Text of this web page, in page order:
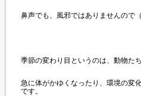
鼻声でも、風邪ではありませんので（
季節の変わり目というのは、動物た
急に体がかゆくなったり、環境の変
です。